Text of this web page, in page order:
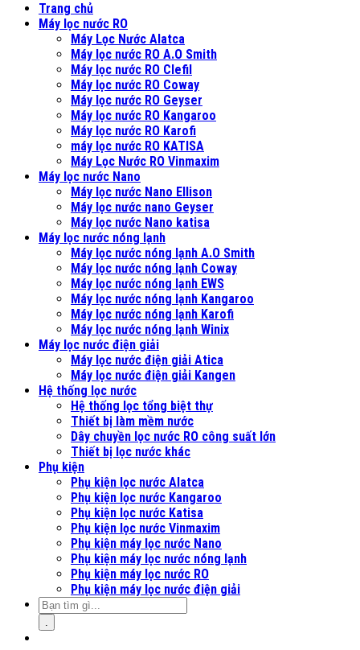
Trang chủ
Máy lọc nước RO
Máy Lọc Nước Alatca
Máy lọc nước RO A.O Smith
Máy lọc nước RO Clefil
Máy lọc nước RO Coway
Máy lọc nước RO Geyser
Máy lọc nước RO Kangaroo
Máy lọc nước RO Karofi
máy lọc nước RO KATISA
Máy Lọc Nước RO Vinmaxim
Máy lọc nước Nano
Máy lọc nước Nano Ellison
Máy lọc nước nano Geyser
Máy lọc nước Nano katisa
Máy lọc nước nóng lạnh
Máy lọc nước nóng lạnh A.O Smith
Máy lọc nước nóng lạnh Coway
Máy lọc nước nóng lạnh EWS
Máy lọc nước nóng lạnh Kangaroo
Máy lọc nước nóng lạnh Karofi
Máy lọc nước nóng lạnh Winix
Máy lọc nước điện giải
Máy lọc nước điện giải Atica
Máy lọc nước điện giải Kangen
Hệ thống lọc nước
Hệ thống lọc tổng biệt thự
Thiết bị làm mềm nước
Dây chuyền lọc nước RO công suất lớn
Thiết bị lọc nước khác
Phụ kiện
Phụ kiện lọc nước Alatca
Phụ kiện lọc nước Kangaroo
Phụ kiện lọc nước Katisa
Phụ kiện lọc nước Vinmaxim
Phụ kiện máy lọc nước Nano
Phụ kiện máy lọc nước nóng lạnh
Phụ kiện máy lọc nước RO
Phụ kiện máy lọc nước điện giải
.